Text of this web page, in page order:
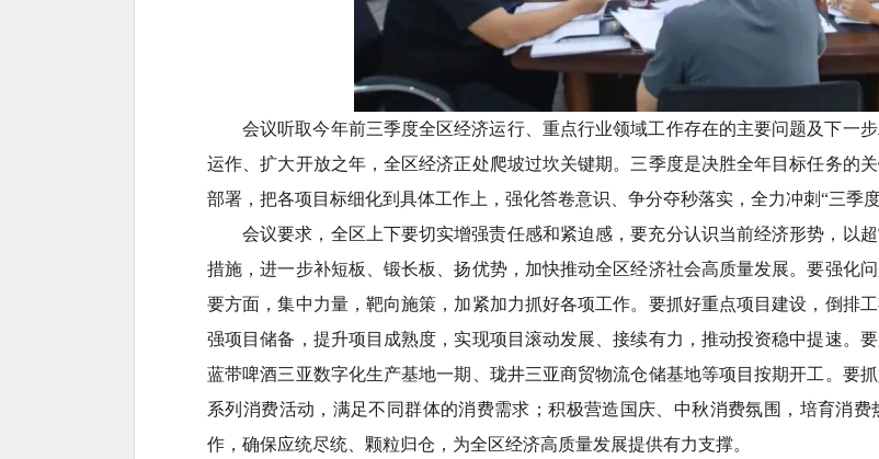
会议听取今年前三季度全区经济运行、重点行业领域工作存在的主要问题及下一
运作、扩大开放之年，全区经济正处爬坡过坎关键期。三季度是决胜全年目标任务的
部署，把各项目标细化到具体工作上，强化答卷意识、争分夺秒落实，全力冲刺“三季度
会议要求，全区上下要切实增强责任感和紧迫感，要充分认识当前经济形势，以
措施，进一步补短板、锻长板、扬优势，加快推动全区经济社会高质量发展。要强化
要方面，集中力量，靶向施策，加紧加力抓好各项工作。要抓好重点项目建设，倒排
强项目储备，提升项目成熟度，实现项目滚动发展、接续有力，推动投资稳中提速。
蓝带啤酒三亚数字化生产基地一期、珑井三亚商贸物流仓储基地等项目按期开工。要
系列消费活动，满足不同群体的消费需求；积极营造国庆、中秋消费氛围，培育消
作，确保应统尽统、颗粒归仓，为全区经济高质量发展提供有力支撑。